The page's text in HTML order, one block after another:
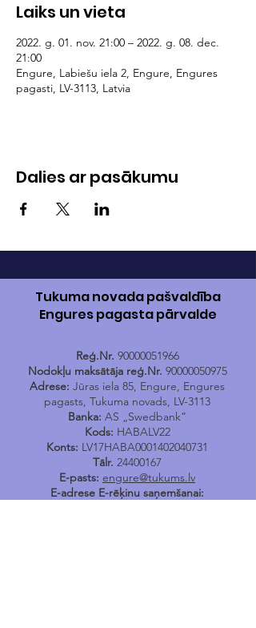
Laiks un vieta
2022. g. 01. nov. 21:00 – 2022. g. 08. dec.
21:00
Engure, Labiešu iela 2, Engure, Engures
pagasti, LV-3113, Latvia
Dalies ar pasākumu
Tukuma novada pašvaldība
Engures pagasta pārvalde
Reģ.Nr. 90000051966
Nodokļu maksātāja reģ.Nr. 90000050975
Adrese: Jūras iela 85, Engure, Engures
pagasts, Tukuma novads, LV-3113
Banka: AS „Swedbank”
Kods: HABALV22
Konts: LV17HABA0001402040731
Tālr. 24400167
E-pasts: engure@tukums.lv
E-adrese E-rēķinu saņemšanai: